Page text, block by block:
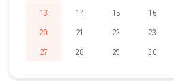
13
14 15 16
20
21 22 23
27
28 29 30